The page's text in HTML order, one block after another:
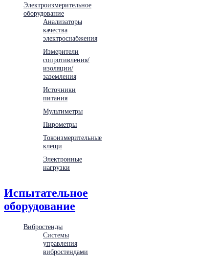
Электроизмерительное
оборудование
Анализаторы
качества
электроснабжения
Измерители
сопротивления/
изоляции/
заземления
Источники
питания
Мультиметры
Пирометры
Токоизмерительные
клещи
Электронные
нагрузки
Испытательное
оборудование
Вибростенды
Системы
управления
вибростендами